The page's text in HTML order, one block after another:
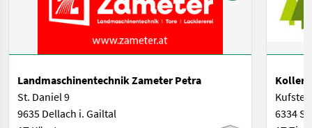
Landmaschinentechnik Zameter Petra
St. Daniel 9
9635 Dellach i. Gailtal
Koller
6334